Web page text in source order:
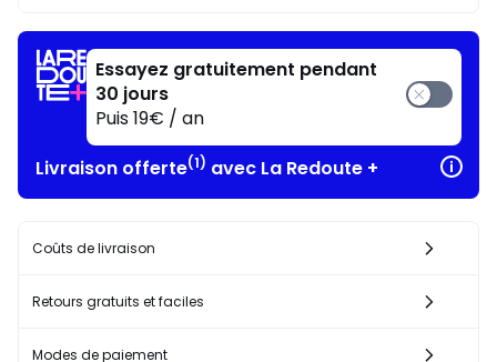
Essayez gratuitement pendant
30 jours
Puis 19€ / an
Livraison offerte(1) avec La Redoute +
Coûts de livraison
Retours gratuits et faciles
Modes de paiement